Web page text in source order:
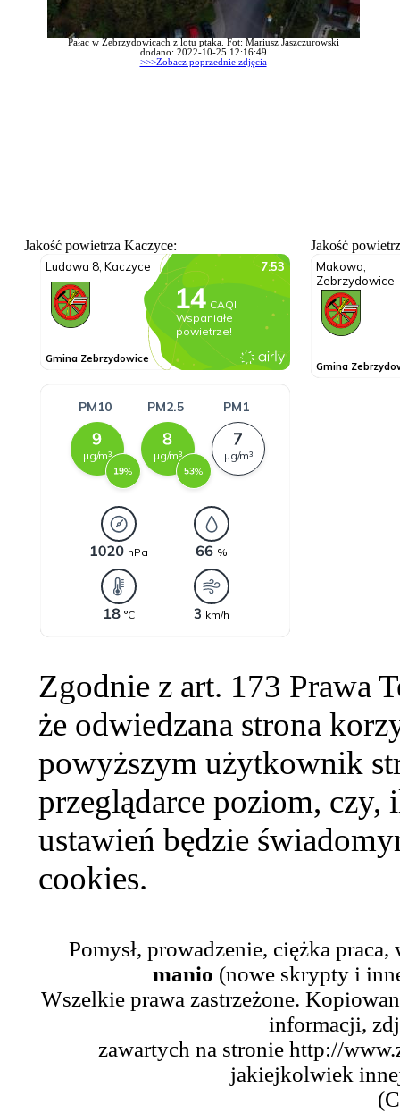
Pałac w Zebrzydowicach z lotu ptaka. Fot: Mariusz Jaszczurowski
dodano: 2022-10-25 12:16:49
>>>Zobacz poprzednie zdjęcia
Jakość powietrza Kaczyce: Jakość
Zgodnie z art. 173 Prawa
że odwiedzana strona
powyższym użytkownik
przeglądarce poziom,
ustawień będzie
cookies.
Pomysł, prowadzenie, ciężka
manio (nowe skrypty i
Wszelkie prawa zastrzeżone.
informacji,
zawartych na stronie http://
jakiejkolwiek